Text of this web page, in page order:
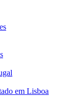
em Lisboa